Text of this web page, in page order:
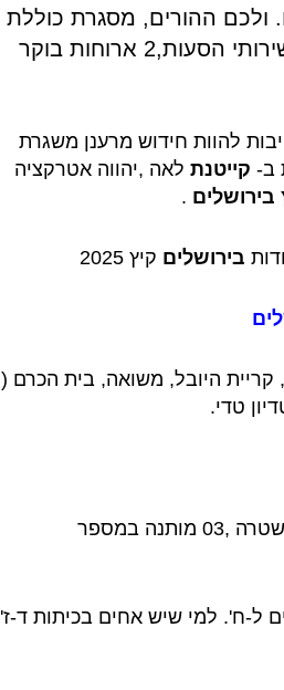
ולכם ההורים, מסגרת כוללת
נוחות ועם כל הפינוקים כמו שירותי הסעות,2 ארוחות בוקר
להוות חידוש מרענן משגרת
ב- קייטנת לאה ,יהווה אטרקציה
בירושלים .
בירושלים קיץ 2025
קריית היובל, משואה, בית הכרם (
טדי.
מהשכונות 07,06,הישנה ,ליד המשטרה ,03 מותנה במספר
ל-ח'. למי שיש אחים בכיתות ד-ז'